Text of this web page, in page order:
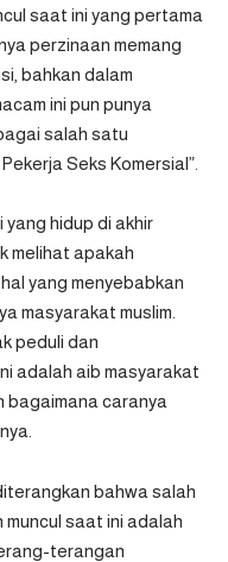
saat ini yang pertama
perzinaan memang
bahkan dalam
ini pun punya
salah satu
Seks Komersial”.
hidup di akhir
melihat apakah
yang menyebabkan
masyarakat muslim.
peduli dan
adalah aib masyarakat
bagaimana caranya
bahwa salah
saat ini adalah
terangan